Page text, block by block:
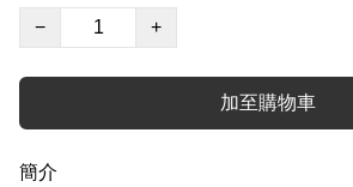
−
+
加至購物車
簡介